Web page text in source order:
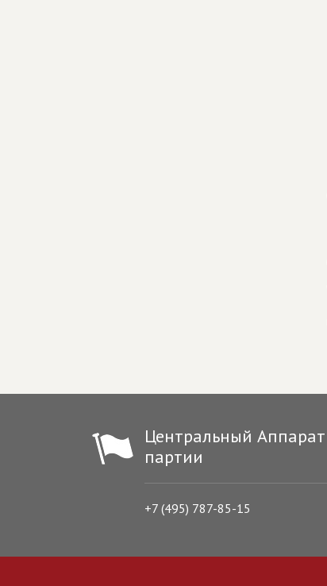
Центральный Аппарат
партии
+7 (495) 787-85-15